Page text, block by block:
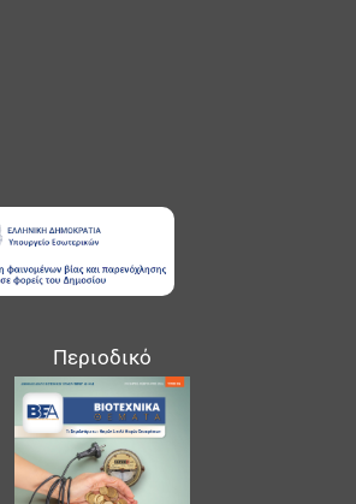
Περιοδικό